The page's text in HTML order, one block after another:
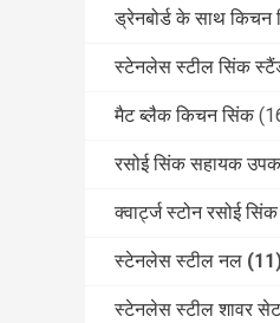
ड्रेनबोर्ड के साथ किचन
स्टेनलेस स्टील सिंक
मैट ब्लैक किचन सिंक
रसोई सिंक सहायक
क्वार्ट्ज स्टोन रसोई सिंक
स्टेनलेस स्टील नल
स्टेनलेस स्टील शावर सेट